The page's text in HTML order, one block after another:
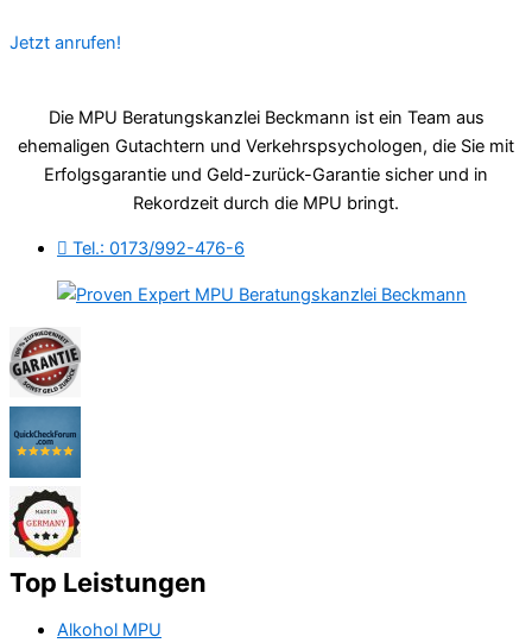
Jetzt anrufen!
Die MPU Beratungskanzlei Beckmann ist ein Team aus
ehemaligen Gutachtern und Verkehrspsychologen, die Sie mit
Erfolgsgarantie und Geld-zurück-Garantie sicher und in
Rekordzeit durch die MPU bringt.
Tel.: 0173/992-476-6
Top Leistungen
Alkohol MPU